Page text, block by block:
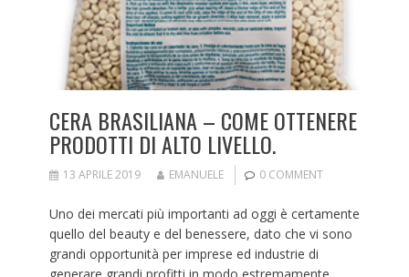
CERA BRASILIANA – COME OTTENERE
PRODOTTI DI ALTO LIVELLO.
13 APRILE 2019 EMANUELE 0 COMMENT
Uno dei mercati più importanti ad oggi è certamente
quello del beauty e del benessere, dato che vi sono
grandi opportunità per imprese ed industrie di